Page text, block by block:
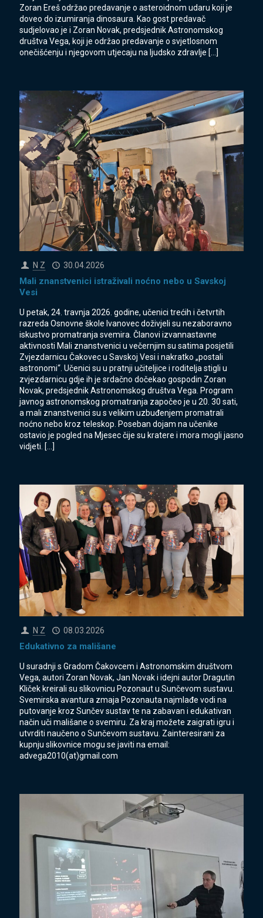
Zoran Ereš održao predavanje o asteroidnom udaru koji je
doveo do izumiranja dinosaura. Kao gost predavač
sudjelovao je i Zoran Novak, predsjednik Astronomskog
društva Vega, koji je održao predavanje o svjetlosnom
onečišćenju i njegovom utjecaju na ljudsko zdravlje […]
N Z 30.04.2026
Mali znanstvenici istraživali noćno nebo u Savskoj
Vesi
U petak, 24. travnja 2026. godine, učenici trećih i četvrtih
razreda Osnovne škole Ivanovec doživjeli su nezaboravno
iskustvo promatranja svemira. Članovi izvannastavne
aktivnosti Mali znanstvenici u večernjim su satima posjetili
Zvjezdarnicu Čakovec u Savskoj Vesi i nakratko „postali
astronomi“. Učenici su u pratnji učiteljice i roditelja stigli u
zvjezdarnicu gdje ih je srdačno dočekao gospodin Zoran
Novak, predsjednik Astronomskog društva Vega. Program
javnog astronomskog promatranja započeo je u 20. 30 sati,
a mali znanstvenici su s velikim uzbuđenjem promatrali
noćno nebo kroz teleskop. Poseban dojam na učenike
ostavio je pogled na Mjesec čije su kratere i mora mogli jasno
vidjeti. […]
N Z 08.03.2026
Edukativno za mališane
U suradnji s Gradom Čakovcem i Astronomskim društvom
Vega, autori Zoran Novak, Jan Novak i idejni autor Dragutin
Kliček kreirali su slikovnicu Pozonaut u Sunčevom sustavu.
Svemirska avantura zmaja Pozonauta najmlađe vodi na
putovanje kroz Sunčev sustav te na zabavan i edukativan
način uči mališane o svemiru. Za kraj možete zaigrati igru i
utvrditi naučeno o Sunčevom sustavu. Zainteresirani za
kupnju slikovnice mogu se javiti na email:
advega2010(at)gmail.com